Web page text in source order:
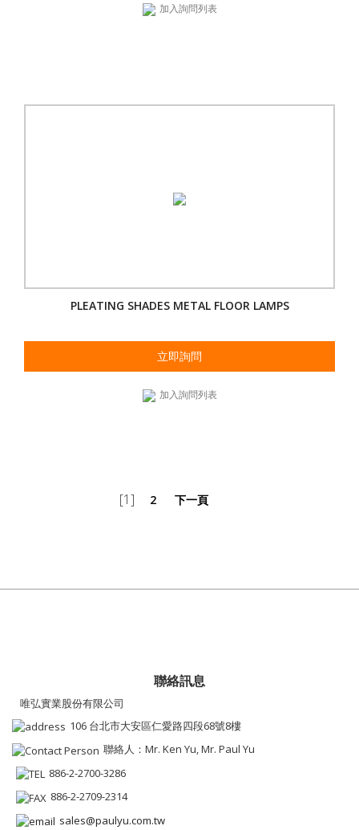
加入詢問列表
PLEATING SHADES METAL FLOOR LAMPS
立即詢問
加入詢問列表
[1] 2 下一頁
聯絡訊息
唯弘實業股份有限公司
106 台北市大安區仁愛路四段68號8樓
聯絡人：Mr. Ken Yu, Mr. Paul Yu
886-2-2700-3286
886-2-2709-2314
sales@paulyu.com.tw